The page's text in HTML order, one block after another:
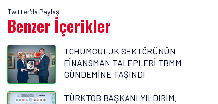
Twitter'da Paylaş
Benzer İçerikler
TOHUMCULUK SEKTÖRÜNÜN
FİNANSMAN TALEPLERİ TBMM
GÜNDEMİNE TAŞINDI
TÜRKTOB BAŞKANI YILDIRIM,